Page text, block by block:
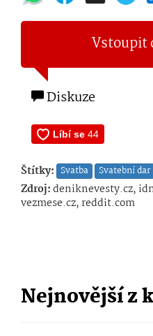
Vstoupit
Diskuze
Štítky: Svatba Svatební dar
Zdroj:deniknevesty.cz,
vezmese.cz, reddit.com
Nejnovější z